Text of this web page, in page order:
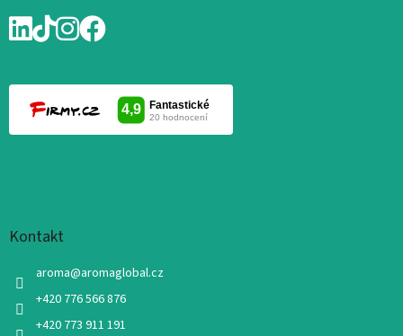
Kontakt
aroma@aromaglobal.cz
+420 776 566 876
+420 773 911 191